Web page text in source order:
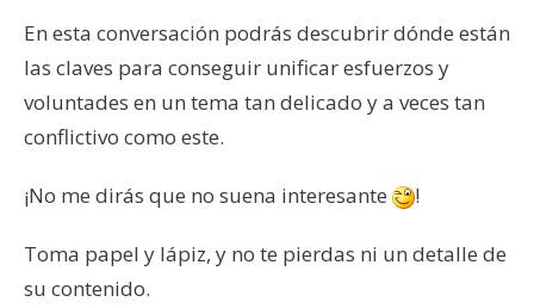
En esta conversación podrás descubrir dónde están
las claves para conseguir unificar esfuerzos y
voluntades en un tema tan delicado y a veces tan
conflictivo como este.
¡No me dirás que no suena interesante !
Toma papel y lápiz, y no te pierdas ni un detalle de
su contenido.